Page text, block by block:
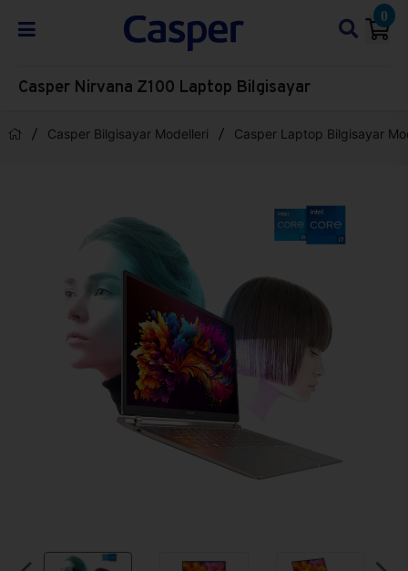
0
Casper Nirvana Z100 Laptop Bilgisayar
Casper Bilgisayar Modelleri Casper Laptop Bilgisayar